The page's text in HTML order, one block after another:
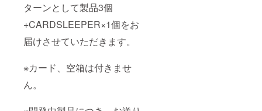
ターンとして製品3個
+CARDSLEEPER×1個をお
届けさせていただきます。
※カード、空箱は付きませ
ん。